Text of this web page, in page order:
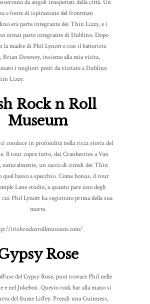
da angoli inaspettati della città. Un
e fonte di ispirazione del frontman
era parte integrante dei Thin Lizzy, e i
ormai parte integrante di Dublino. Dopo
la madre di Phil Lynott e con il batterista
Downey, insieme alla mia visita,
i migliori posti da visitare a Dublino
Lizzy.
Rock n Roll
Museum
conduce in profondità nella ricca storia del
Il tour copre tutto, dai Cranberries a Van
un sacco di cimeli dei Thin
basso a specchio. Come bonus, il tour
Lane studio, a quanto pare uno degli
Phil Lynott ha registrato prima della sua
morte.
irishrocknrollmuseum.com/
Rose
del Gypsy Rose, puoi trovare Phil nelle
e nel Jukebox. Questo rock bar alla mano si
del fiume Liffey. Prendi una Guinness,